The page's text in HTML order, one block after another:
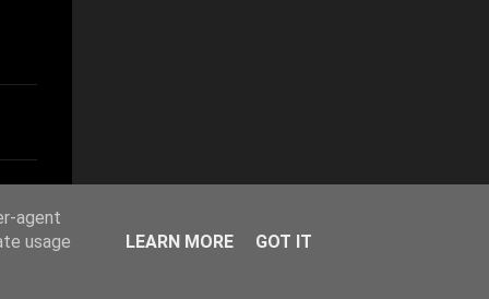
agent
usage
LEARN MORE GOT IT